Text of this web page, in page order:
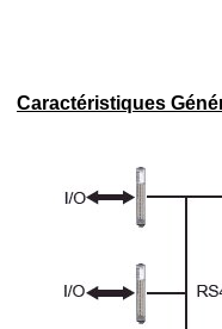
Caractéristiques